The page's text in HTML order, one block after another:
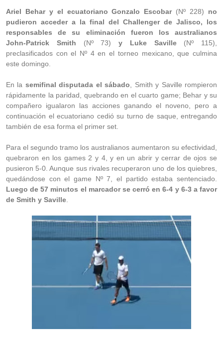
Ariel Behar y el ecuatoriano Gonzalo Escobar(Nº 228) no
pudieron acceder a la final del Challenger de Jalisco, los
responsables de su eliminación fueron los australianos
John-Patrick Smith (Nº 73) y Luke Saville(Nº 115),
preclasificados con el Nº 4 en el torneo mexicano, que culmina
este domingo.
En la semifinal disputada el sábado , Smith y Saville rompieron
rápidamente la paridad, quebrando en el cuarto game; Behar y su
compañero igualaron las acciones ganando el noveno, pero a
continuación el ecuatoriano cedió su turno de saque, entregando
también de esa forma el primer set.
Para el segundo tramo los australianos aumentaron su efectividad,
quebraron en los games 2 y 4, y en un abrir y cerrar de ojos se
pusieron 5-0. Aunque sus rivales recuperaron uno de los quiebres,
quedándose con el game Nº 7, el partido estaba sentenciado.
Luego de 57 minutos el marcador se cerró en 6-4 y 6-3 a favor
de Smith y Saville